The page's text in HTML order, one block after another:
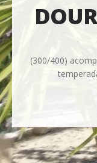
(300/400)